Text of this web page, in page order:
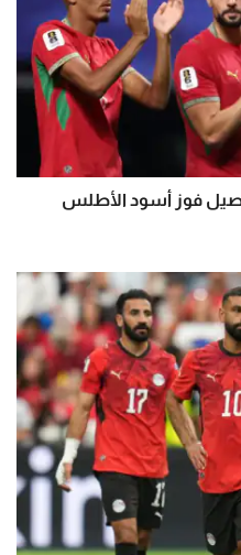
فوز أسود الأطلس